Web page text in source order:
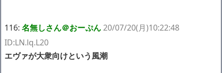
116: 名無しさん＠おーぷん20/07/20(月)10:22:48
ID:LN.lq.L20
エヴァが大衆向けという風潮